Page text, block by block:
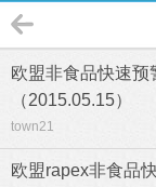
欧盟非食品快速
（2015.05.15）
town21
欧盟rapex非食品